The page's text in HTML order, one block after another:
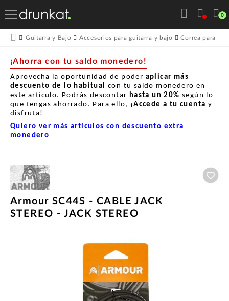
0
Guitarra y Bajo Accesorios para guitarra y bajo Correa para
¡Ahorra con tu saldo monedero!
Aprovecha la oportunidad de poder aplicar más
descuento de lo habitual con tu saldo monedero en
este artículo. Podrás descontar hasta un 20% según lo
que tengas ahorrado. Para ello, ¡Accede a tu cuenta y
disfruta!
Quiero ver más artículos con descuento extra
monedero
Armour SC44S - CABLE JACK
STEREO - JACK STEREO